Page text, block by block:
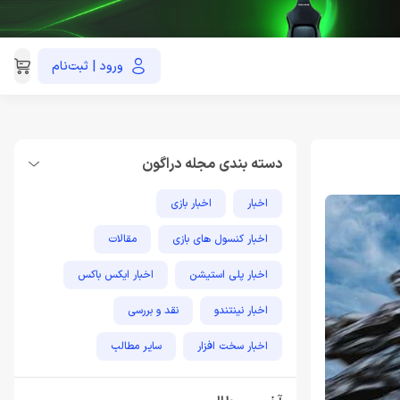
ورود | ثبت‌نام021-91035390
دسته بندی مجله دراگون
اخبار اخبار بازی
اخبار کنسول های بازی مقالات
اخبار پلی استیشن اخبار ایکس باکس
اخبار نینتندو نقد و بررسی
اخبار سخت افزار سایر مطالب
مطالب آموزشی پلی استیشن اخبار فناوری